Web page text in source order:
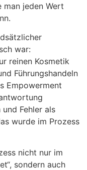
man jeden Wert
war:
reinen Kosmetik
Führungshandeln
Empowerment
Fehler als
wurde im Prozess
nicht nur im
sondern auch